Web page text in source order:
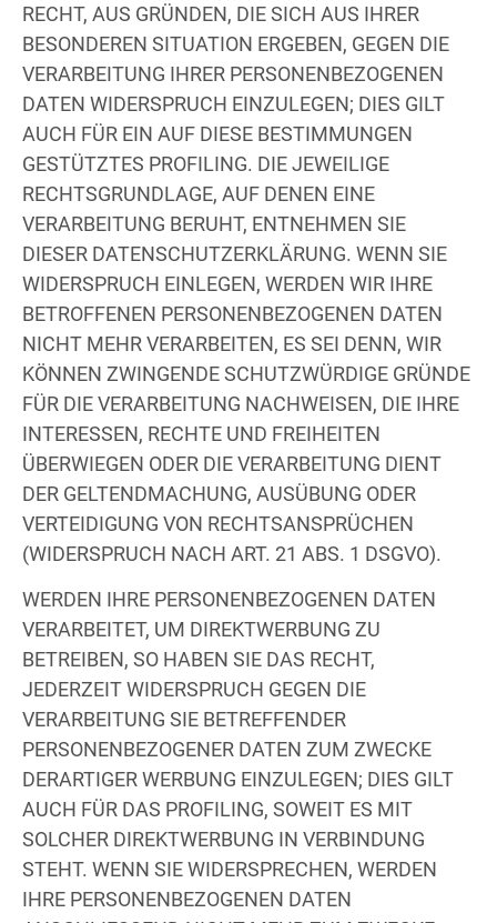
RECHT, AUS GRÜNDEN, DIE SICH AUS IHRER
BESONDEREN SITUATION ERGEBEN, GEGEN DIE
VERARBEITUNG IHRER PERSONENBEZOGENEN
DATEN WIDERSPRUCH EINZULEGEN; DIES GILT
AUCH FÜR EIN AUF DIESE BESTIMMUNGEN
GESTÜTZTES PROFILING. DIE JEWEILIGE
RECHTSGRUNDLAGE, AUF DENEN EINE
VERARBEITUNG BERUHT, ENTNEHMEN SIE
DIESER DATENSCHUTZERKLÄRUNG. WENN SIE
WIDERSPRUCH EINLEGEN, WERDEN WIR IHRE
BETROFFENEN PERSONENBEZOGENEN DATEN
NICHT MEHR VERARBEITEN, ES SEI DENN, WIR
KÖNNEN ZWINGENDE SCHUTZWÜRDIGE GRÜNDE
FÜR DIE VERARBEITUNG NACHWEISEN, DIE IHRE
INTERESSEN, RECHTE UND FREIHEITEN
ÜBERWIEGEN ODER DIE VERARBEITUNG DIENT
DER GELTENDMACHUNG, AUSÜBUNG ODER
VERTEIDIGUNG VON RECHTSANSPRÜCHEN
(WIDERSPRUCH NACH ART. 21 ABS. 1 DSGVO).
WERDEN IHRE PERSONENBEZOGENEN DATEN
VERARBEITET, UM DIREKTWERBUNG ZU
BETREIBEN, SO HABEN SIE DAS RECHT,
JEDERZEIT WIDERSPRUCH GEGEN DIE
VERARBEITUNG SIE BETREFFENDER
PERSONENBEZOGENER DATEN ZUM ZWECKE
DERARTIGER WERBUNG EINZULEGEN; DIES GILT
AUCH FÜR DAS PROFILING, SOWEIT ES MIT
SOLCHER DIREKTWERBUNG IN VERBINDUNG
STEHT. WENN SIE WIDERSPRECHEN, WERDEN
IHRE PERSONENBEZOGENEN DATEN